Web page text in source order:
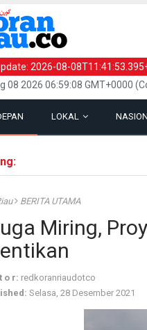
2026-08-
08 2026 06:59:08 GMT+0000
LOKAL
BERITA UTAMA
Miring,
o r: redkoranriaudotco
Selasa, 28 Desember 2021